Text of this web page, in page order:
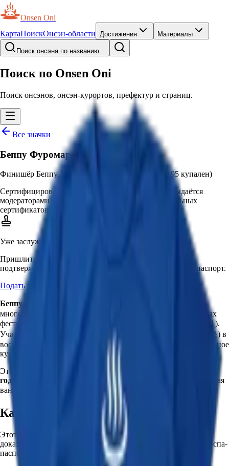
Onsen Oni
КартаПоискОнсэн-области Достижения Материалы
Поиск онсэна по названию...
Поиск по Onsen Oni
Поиск онсэнов, онсэн-курортов, префектур и страниц.
Все значки
Беппу Фуромарафон 2026 Халф
Финишёр Беппу Халф Фуромарафона 2026 (21,195 купален)
Сертифицированные
Выдаётся
модераторами на основании подтверждённых реальных
сертификатов
Уже заслужили его?
Пришлите паспорт штампов, сертификат или иное
подтверждение, и мы добавим этот значок в ваш онсэн-паспорт.
Подать заявку на этот значок
Беппу Фуромарафон
многодневный марафон по купальням, проводимый в рамках
фестиваля Беппу Хатто Онсэн Мацури (別府八湯温泉まつり).
Участники посещают местные общественные онсэны (ジモ泉) в
восьми купальных кварталах Беппу, собирая штампы за реальное
купание.
Этот бейдж выдаётся
финишёрам половинного курса 2026
года
(112-й Онсэн Мацури): 21 общественный онсэн + 1 ручная
ванна (21,195湯), 2-5 апреля 2026.
Как получить бейдж
Этот бейдж выдаётся модераторами Onsen Oni
доказательства (фото финишёрской футболки, заполненный спа-
паспорт) через канал обратной связи.